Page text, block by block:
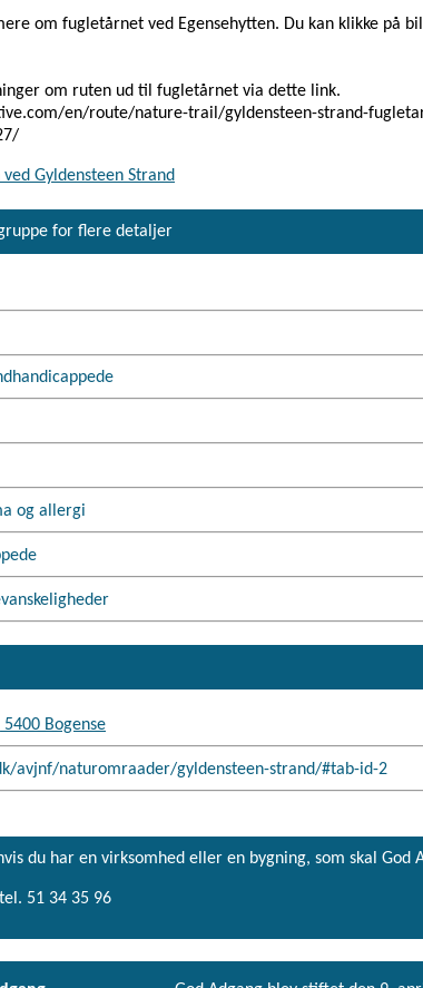
om fugletårnet ved Egensehytten. Du kan klikke på
om ruten ud til fugletårnet via dette link.
en/route/nature-trail/gyldensteen-strand-
Gyldensteen Strand
for flere detaljer
og allergi
Bogense
avjnf/naturomraader/gyldensteen-strand/#tab-id-2
du har en virksomhed eller en bygning, som skal God
51 34 35 96